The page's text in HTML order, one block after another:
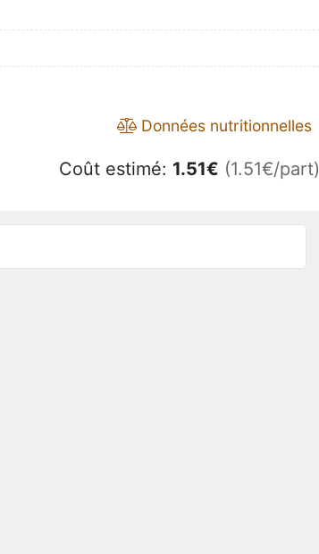
Données nutritionnelles
Coût estimé: 1.51€ (1.51€/part)